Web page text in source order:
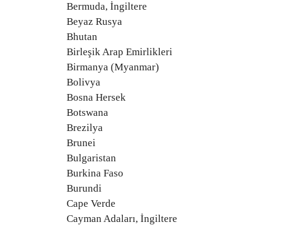
Bermuda, İngiltere
Beyaz Rusya
Bhutan
Birleşik Arap Emirlikleri
Birmanya (Myanmar)
Bolivya
Bosna Hersek
Botswana
Brezilya
Brunei
Bulgaristan
Burkina Faso
Burundi
Cape Verde
Cayman Adaları, İngiltere